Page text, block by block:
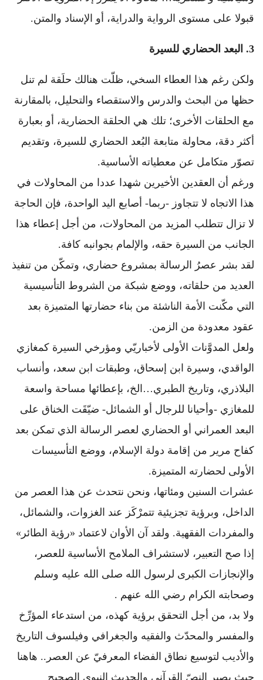
قبولا على مستوى الرواية والدراية، أو الإسناد والمتن.
3. البعد الحضاري للسيرة
ولكن رغم هذا العطاء السخي، ظلّت هنالك حلَقة لم تنل
حظها من البحث والدرس والاستقصاء والتحليل، بالمقارنة
مع الحلقات الأخرى؛ تلك هي الحلقة الحضارية، أو بعبارة
أكثر دقة، محاولة متابعة البُعد الحضاري للسيرة، وتقديم
تصوّر متكامل عن معطياته الأساسية.
ورغم أن العقدين الأخيرين شهدا عددا من المحاولات في
هذا الاتجاه لا تتجاوز -ربما- أصابع اليد الواحدة، فإن الحاجة
لا تزال تتطلب المزيد من المحاولات، من أجل إعطاء هذا
الجانب من السيرة حقه، والإلمام بجوانبه كافة.
لقد بشر عصرُ الرسالة بمشروع حضاري، وتمكّن من تنفيذ
العديد من حلقاته، ووضع شبكة من الشروط التأسيسية
التي مكّنت الأمة الناشئة من بناء حضارتها المتميزة بعد
عقود معدودة من الزمن.
ولعل المدوَّنات الأولى لأخباريّي ومؤرخي السيرة كمغازي
الواقدي، وسيرة ابن إسحاق، وطبقات ابن سعد، وأنساب
البلاذري، وتاريخ الطبري…الخ، بإعطائها مساحة واسعة
للمغازي -وأحيانا للرجال أو الشمائل- ضيّقَت الخناق على
البعد العمراني أو الحضاري لعصر الرسالة الذي تمكن بعد
كفاح مرير من إقامة دولة الإسلام، ووضع التأسيسات
الأولى لحضارته المتميزة.
عشرات السنين ومئاتها، ونحن نتحدث عن هذا العصر من
الداخل، وبرؤية تجزيئية تتمرْكَز عند الغزوات، والشمائل،
والمفردات الفقهية. ولقد آن الأوان لاعتماد «رؤية الطائر»
إذا صح التعبير، لاستشراف الملامح الأساسية للعصر،
والإنجازات الكبرى لرسول الله صلى الله عليه وسلم
وصحابته الكرام رضي الله عنهم .
ولا بد، من أجل التحقق برؤية كهذه، من استدعاء المؤرِّخ
والمفسر والمحدّث والفقيه والجغرافي وفيلسوف التاريخ
والأديب لتوسيع نطاق الفضاء المعرفيّ عن العصر.. هاهنا
حيث يصير النصّ القرآني والحديث النبوي الصحيح